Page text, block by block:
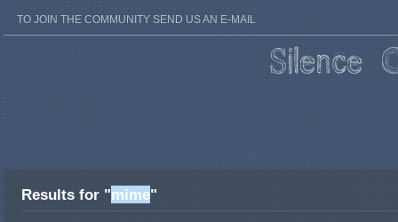
TO JOIN THE COMMUNITY SEND US AN E-MAIL
Results for "mime"